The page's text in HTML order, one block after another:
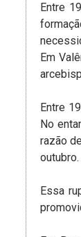
Entre
Em
Entre
No
razão
outubro.
Essa